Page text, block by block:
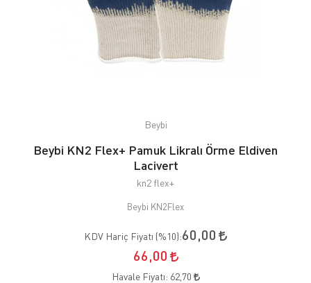
Beybi
Beybi KN2 Flex+ Pamuk Likralı Örme Eldiven
Lacivert
kn2 flex+
Beybi KN2Flex
KDV Hariç Fiyatı (%10):60,00
66,00
Havale Fiyatı: 62,70